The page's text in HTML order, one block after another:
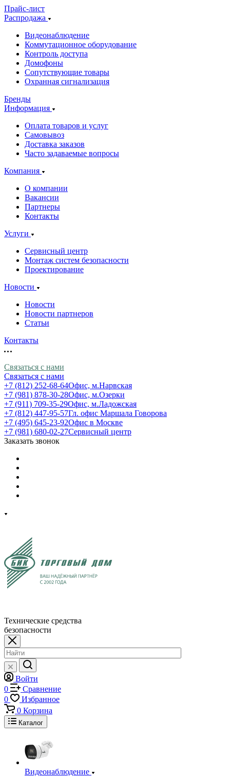
Прайс-лист
Распродажа
Видеонаблюдение
Коммутационное оборудование
Контроль доступа
Домофоны
Сопутствующие товары
Охранная сигнализация
Бренды
Информация
Оплата товаров и услуг
Самовывоз
Доставка заказов
Часто задаваемые вопросы
Компания
О компании
Вакансии
Партнеры
Контакты
Услуги
Сервисный центр
Монтаж систем безопасности
Проектирование
Новости
Новости
Новости партнеров
Статьи
Контакты
Связаться с нами
Связаться с нами
+7 (812) 252-68-64Офис, м.Нарвская
+7 (981) 878-30-28Офис, м.Озерки
+7 (911) 709-35-29Офис, м.Ладожская
+7 (812) 447-95-57Гл. офис Маршала Говорова
+7 (495) 645-23-92Офис в Москве
+7 (981) 680-02-27Сервисный центр
Заказать звонок
Технические средства
безопасности
Войти
0
Сравнение
0
Избранное
0 Корзина
Каталог
Видеонаблюдение